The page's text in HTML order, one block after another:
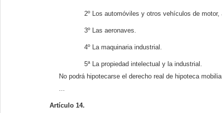
2º Los automóviles y otros vehículos de
3º Las aeronaves.
4º La maquinaria industrial.
5ª La propiedad intelectual y la industrial.
No podrá hipotecarse el derecho real de hipoteca
Artículo 14.